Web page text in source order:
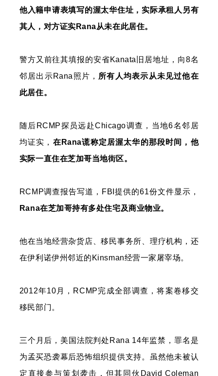
他入籍申请表填写的渥太华住址，实际承租人另有
其人，对方证实Rana从未在此居住。
警方又前往其填报的安省Kanata旧居地址，向8名
邻居出示Rana照片， 所有人均表示从未见过他在
此居住。
随后RCMP探员远赴Chicago调查，当地6名邻居
均证实， 在Rana谎称定居渥太华的那段时间，他
实际一直住在芝加哥当地街区。
RCMP调查报告写道，FBI提供的61份文件显示，
Rana在芝加哥持有多处住宅及商业物业。
他在当地经营杂货店、移民事务所、理疗机构，还
在伊利诺伊州邻近的Kinsman经营一家屠宰场。
2012年10月，RCMP完成全部调查，将案卷移交
移民部门。
三个月后，美国法院判处Rana 14年监禁，罪名是
为孟买恐袭幕后恐怖组织提供支持。虽然他未被认
定直接参与策划袭击，但其同伙David Coleman